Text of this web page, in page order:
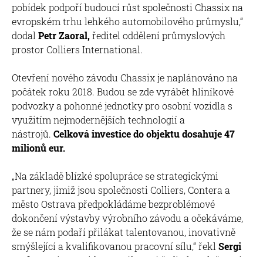
pobídek podpoří budoucí růst společnosti Chassix na
evropském trhu lehkého automobilového průmyslu,“
dodal Petr Zaoral,ředitel oddělení průmyslových
prostor Colliers International.
Otevření nového závodu Chassix je naplánováno na
počátek roku 2018. Budou se zde vyrábět hliníkové
podvozky a pohonné jednotky pro osobní vozidla s
využitím nejmodernějších technologií a
nástrojů. Celková investice do objektu dosahuje 47
milionů eur.
„Na základě blízké spolupráce se strategickými
partnery, jimiž jsou společnosti Colliers, Contera a
město Ostrava předpokládáme bezproblémové
dokončení výstavby výrobního závodu a očekáváme,
že se nám podaří přilákat talentovanou, inovativně
smýšlející a kvalifikovanou pracovní sílu,“ řekl Sergi